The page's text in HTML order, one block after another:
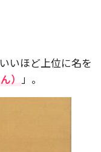
いほど上位に名を
） 」。